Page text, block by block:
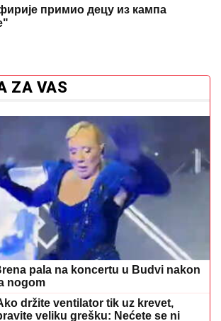
примио децу из кампа
ZA VAS
pala na koncertu u Budvi nakon
nogom
držite ventilator tik uz krevet,
veliku grešku: Nećete se ni